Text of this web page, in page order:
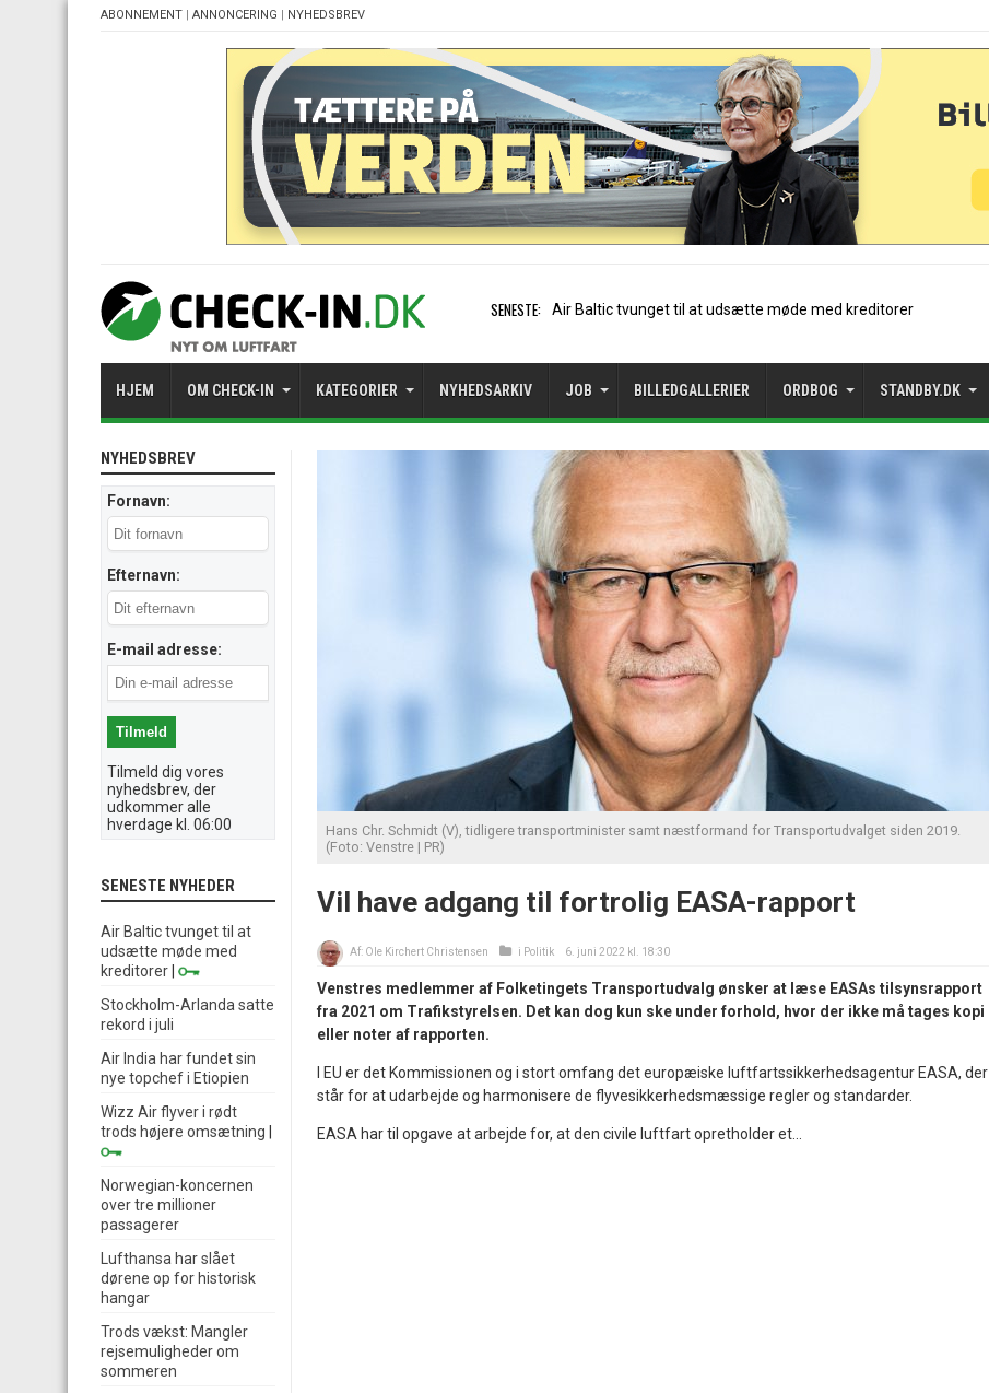
ABONNEMENT | ANNONCERING | NYHEDSBREV
SENESTE: Stockholm-Arlanda satte rek
HJEM OM CHECK-IN KATEGORIER NYHEDSARKIV JOB BILLEDGALLERIER ORDBOG STANDBY.DK
Hans Chr. Schmidt (V), tidligere transportminister samt næstformand for Transportudvalget siden 2019.
(Foto: Venstre | PR)
Vil have adgang til fortrolig EASA-rapport
Af: Ole Kirchert Christensen i Politik 6. juni 2022 kl. 18:30
Venstres medlemmer af Folketingets Transportudvalg ønsker at læse EASAs tilsynsrapport
fra 2021 om Trafikstyrelsen. Det kan dog kun ske under forhold, hvor der ikke må tages kopi
eller noter af rapporten.
I EU er det Kommissionen og i stort omfang det europæiske luftfartssikkerhedsagentur EASA, der
står for at udarbejde og harmonisere de flyvesikkerhedsmæssige regler og standarder.
EASA har til opgave at arbejde for, at den civile luftfart opretholder et...
NYHEDSBREV
Fornavn:
Efternavn:
E-mail adresse:
Tilmeld dig vores
nyhedsbrev, der
udkommer alle
hverdage kl. 06:00
SENESTE NYHEDER
Air Baltic tvunget til at
udsætte møde med
kreditorer
Stockholm-Arlanda satte
rekord i juli
Air India har fundet sin
nye topchef i Etiopien
Wizz Air flyver i rødt
trods højere omsætning
Norwegian-koncernen
over tre millioner
passagerer
Lufthansa har slået
dørene op for historisk
hangar
Trods vækst: Mangler
rejsemuligheder om
sommeren